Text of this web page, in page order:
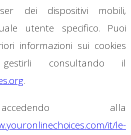
dei dispositivi mobili,
utente specifico. Puoi
informazioni sui cookies
consultando il
.
alla
it/le-